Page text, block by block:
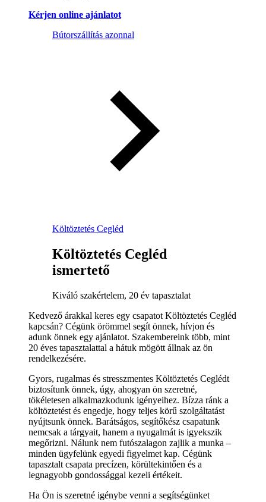
Kérjen online ajánlatot
Bútorszállítás azonnal
Költöztetés Cegléd
Költöztetés Cegléd
ismertető
Kiváló szakértelem, 20 év tapasztalat
Kedvező árakkal keres egy csapatot Költöztetés Cegléd
kapcsán? Cégünk örömmel segít önnek, hívjon és
adunk önnek egy ajánlatot. Szakembereink több, mint
20 éves tapasztalattal a hátuk mögött állnak az ön
rendelkezésére.
Gyors, rugalmas és stresszmentes Költöztetés Ceglédt
biztosítunk önnek, úgy, ahogyan ön szeretné,
tökéletesen alkalmazkodunk igényeihez. Bízza ránk a
költöztetést és engedje, hogy teljes körű szolgáltatást
nyújtsunk önnek. Barátságos, segítőkész csapatunk
nemcsak a tárgyait, hanem a nyugalmát is igyekszik
megőrizni. Nálunk nem futószalagon zajlik a munka –
minden ügyfelünk egyedi figyelmet kap. Cégünk
tapasztalt csapata precízen, körültekintően és a
legnagyobb gondossággal kezeli értékeit.
Ha Ön is szeretné igénybe venni a segítségünket